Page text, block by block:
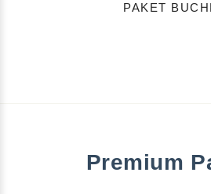
PAKET
Premium